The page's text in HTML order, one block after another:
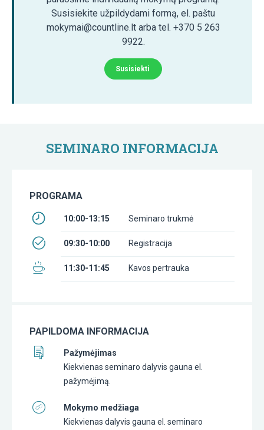
Susisiekite užpildydami formą, el. paštu
mokymai@countline.lt arba tel. +370 5 263
9922.
Susisiekti
SEMINARO INFORMACIJA
PROGRAMA
10:00-13:15 Seminaro trukmė
09:30-10:00 Registracija
11:30-11:45 Kavos pertrauka
PAPILDOMA INFORMACIJA
Pažymėjimas
Kiekvienas seminaro dalyvis gauna el.
pažymėjimą.
Mokymo medžiaga
Kiekvienas dalyvis gauna el. seminaro